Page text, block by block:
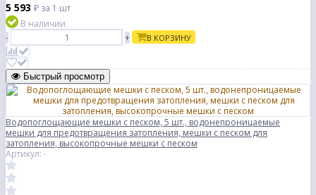
5 593 ₽ за 1 шт
В наличии
-
+ В КОРЗИНУ
Быстрый просмотр
Водопоглощающие мешки с песком, 5 шт., водонепроницаемые
мешки для предотвращения затопления, мешки с песком для
затопления, высокопрочные мешки с песком
Артикул: -